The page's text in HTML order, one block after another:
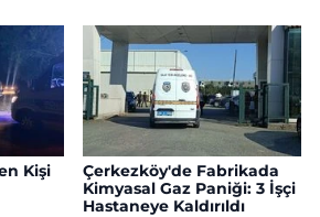
Kişi
Çerkezköy'de Fabrikada
Kimyasal Gaz Paniği: 3 İşçi
Hastaneye Kaldırıldı